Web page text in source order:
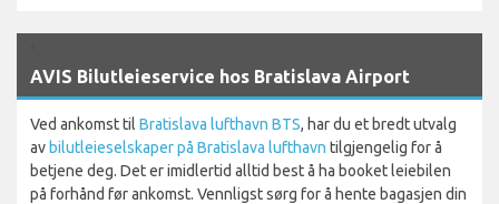
AVIS Bilutleieservice hos Bratislava Airport
Ved ankomst til Bratislava lufthavn BTS, har du et bredt utvalg
avbilutleieselskaper på Bratislava lufthavn tilgjengelig for å
betjene deg. Det er imidlertid alltid best å ha booket leiebilen
på forhånd før ankomst. Vennligst sørg for å hente bagasjen din